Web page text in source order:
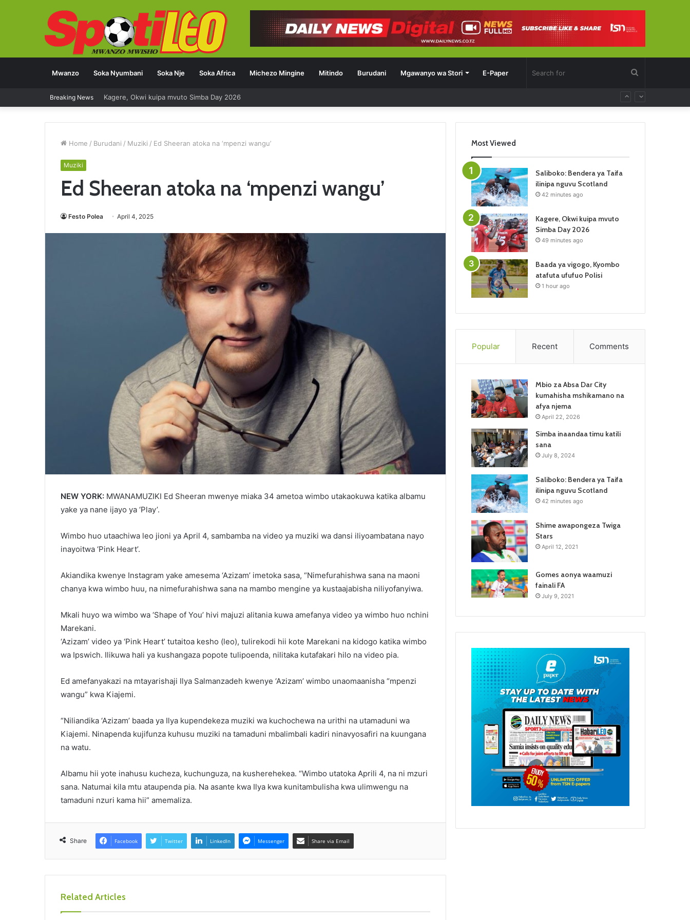
Mwanzo Soka Nyumbani Soka Nje Soka Africa Michezo Mingine Mitindo Burudani Mgawanyo wa Stori E-Paper
Breaking News Kagere, Okwi kuipa mvuto Simba Day 2026
Home / Burudani / Muziki / Ed Sheeran atoka na ‘mpenzi wangu’
Muziki
Ed Sheeran atoka na ‘mpenzi wangu’
Festo Polea April 4, 2025
NEW YORK: MWANAMUZIKI Ed Sheeran mwenye miaka 34 ametoa wimbo utakaokuwa katika albamu
yake ya nane ijayo ya ‘Play’.
Wimbo huo utaachiwa leo jioni ya April 4, sambamba na video ya muziki wa dansi iliyoambatana nayo
inayoitwa ‘Pink Heart’.
Akiandika kwenye Instagram yake amesema ‘Azizam’ imetoka sasa, “Nimefurahishwa sana na maoni
chanya kwa wimbo huu, na nimefurahishwa sana na mambo mengine ya kustaajabisha niliyofanyiwa.
Mkali huyo wa wimbo wa ‘Shape of You’ hivi majuzi alitania kuwa amefanya video ya wimbo huo nchini
Marekani.
‘Azizam’ video ya ‘Pink Heart’ tutaitoa kesho (leo), tulirekodi hii kote Marekani na kidogo katika wimbo
wa Ipswich. Ilikuwa hali ya kushangaza popote tulipoenda, nilitaka kutafakari hilo na video pia.
Ed amefanyakazi na mtayarishaji Ilya Salmanzadeh kwenye ‘Azizam’ wimbo unaomaanisha “mpenzi
wangu” kwa Kiajemi.
“Niliandika ‘Azizam’ baada ya Ilya kupendekeza muziki wa kuchochewa na urithi na utamaduni wa
Kiajemi. Ninapenda kujifunza kuhusu muziki na tamaduni mbalimbali kadiri ninavyosafiri na kuungana
na watu.
Albamu hii yote inahusu kucheza, kuchunguza, na kusherehekea. “Wimbo utatoka Aprili 4, na ni mzuri
sana. Natumai kila mtu ataupenda pia. Na asante kwa Ilya kwa kunitambulisha kwa ulimwengu na
tamaduni nzuri kama hii” amemaliza.
Share Facebook Twitter LinkedIn Messenger Share via Email
Related Articles
Most Viewed
Saliboko: Bendera ya Taifa
ilinipa nguvu Scotland
42 minutes ago
Kagere, Okwi kuipa mvuto
Simba Day 2026
49 minutes ago
Baada ya vigogo, Kyombo
atafuta ufufuo Polisi
1 hour ago
Popular Recent Comments
Mbio za Absa Dar City
kumahisha mshikamano na
afya njema
April 22, 2026
Simba inaandaa timu katili
sana
July 8, 2024
Saliboko: Bendera ya Taifa
ilinipa nguvu Scotland
42 minutes ago
Shime awapongeza Twiga
Stars
April 12, 2021
Gomes aonya waamuzi
fainali FA
July 9, 2021